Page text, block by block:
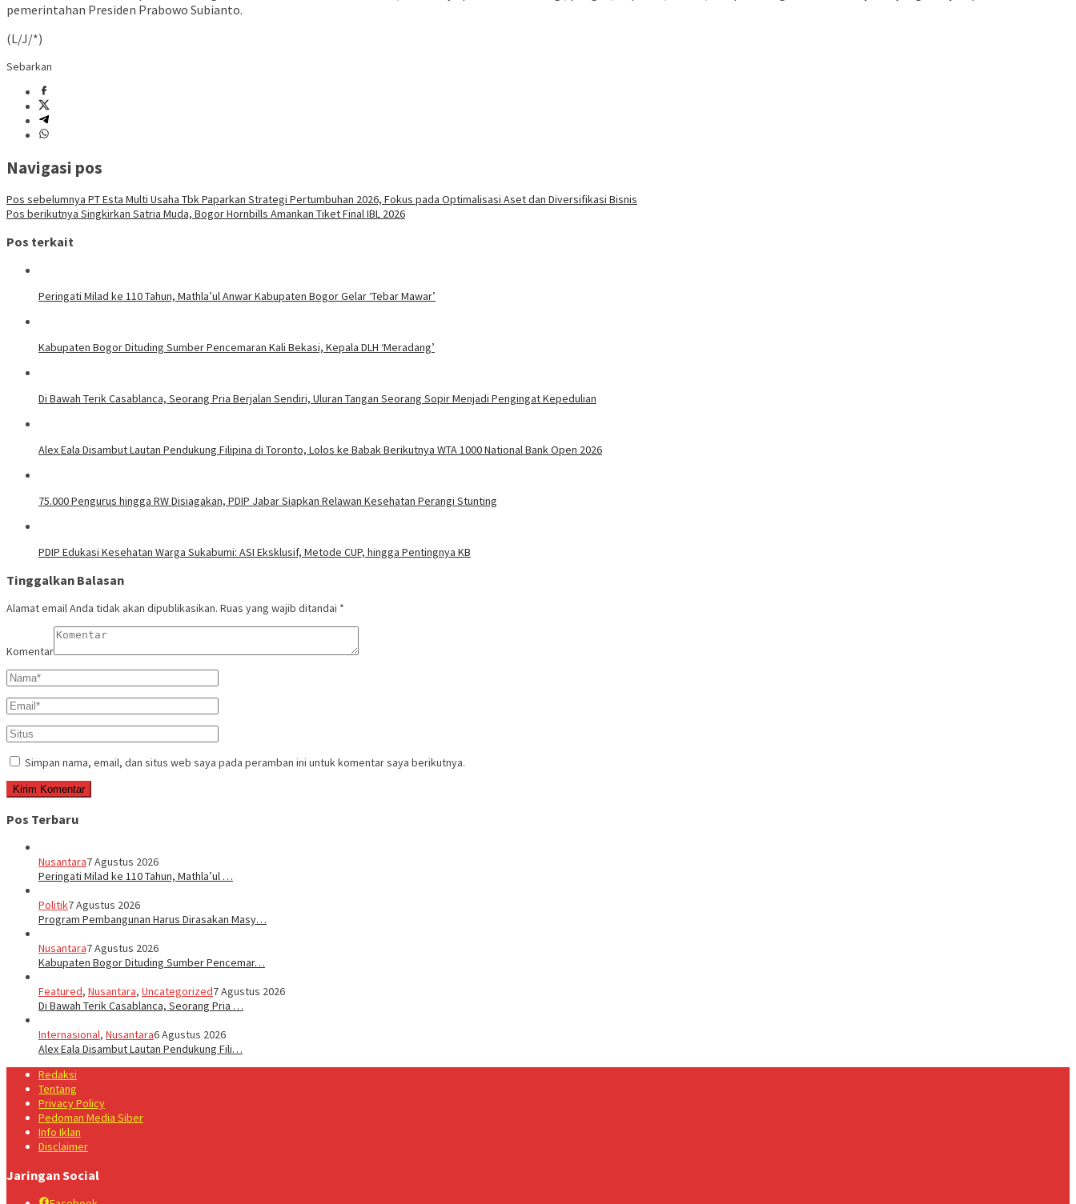
pemerintahan Presiden Prabowo Subianto.
(L/J/*)
Sebarkan
Navigasi pos
Pos sebelumnya PT Esta Multi Usaha Tbk Paparkan Strategi Pertumbuhan 2026, Fokus pada Optimalisasi Aset dan Diversifikasi Bisnis
Pos berikutnya Singkirkan Satria Muda, Bogor Hornbills Amankan Tiket Final IBL 2026
Pos terkait
Peringati Milad ke 110 Tahun, Mathla’ul Anwar Kabupaten Bogor Gelar ‘Tebar Mawar’
Kabupaten Bogor Dituding Sumber Pencemaran Kali Bekasi, Kepala DLH ‘Meradang’
Di Bawah Terik Casablanca, Seorang Pria Berjalan Sendiri, Uluran Tangan Seorang Sopir Menjadi Pengingat Kepedulian
Alex Eala Disambut Lautan Pendukung Filipina di Toronto, Lolos ke Babak Berikutnya WTA 1000 National Bank Open 2026
75.000 Pengurus hingga RW Disiagakan, PDIP Jabar Siapkan Relawan Kesehatan Perangi Stunting
PDIP Edukasi Kesehatan Warga Sukabumi: ASI Eksklusif, Metode CUP, hingga Pentingnya KB
Tinggalkan Balasan
Alamat email Anda tidak akan dipublikasikan. Ruas yang wajib ditandai *
Komentar
Simpan nama, email, dan situs web saya pada peramban ini untuk komentar saya berikutnya.
Pos Terbaru
Nusantara7 Agustus 2026
Peringati Milad ke 110 Tahun, Mathla’ul …
Politik7 Agustus 2026
Program Pembangunan Harus Dirasakan Masy…
Nusantara7 Agustus 2026
Kabupaten Bogor Dituding Sumber Pencemar…
Featured, Nusantara, Uncategorized7 Agustus 2026
Di Bawah Terik Casablanca, Seorang Pria …
Internasional, Nusantara6 Agustus 2026
Alex Eala Disambut Lautan Pendukung Fili…
Redaksi
Tentang
Privacy Policy
Pedoman Media Siber
Info Iklan
Disclaimer
Jaringan Social